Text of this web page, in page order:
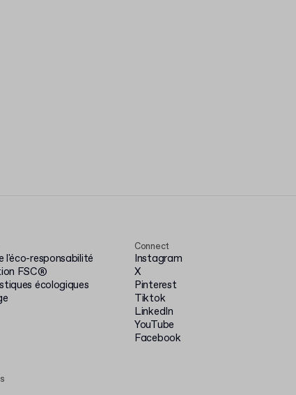
l'éco-responsabilité
FSC®
écologiques
Connect
Instagram
X
Pinterest
Tiktok
LinkedIn
YouTube
Facebook